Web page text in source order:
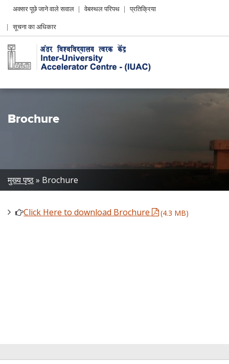
Header
menu
अक्सर पूछे जाने वाले सवाल वेबस्थल परिपथ
प्रतिक्रिया
सूचना का अधिकार
Brochure
Breadcrumb
मुख्य पृष्ठ Brochure
Click Here to download Brochure (4.3 MB)